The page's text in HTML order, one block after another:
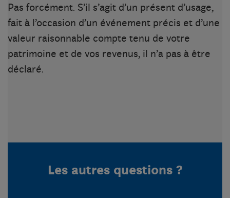
Pas forcément. S’il s’agit d’un présent d’usage,
fait à l’occasion d’un événement précis et d’une
valeur raisonnable compte tenu de votre
patrimoine et de vos revenus, il n’a pas à être
déclaré.
Les autres questions ?